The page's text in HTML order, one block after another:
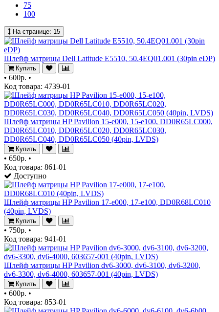
75
100
На странице: 15
Шлейф матрицы Dell Latitude E5510, 50.4EQ01.001 (30pin eDP)
Купить
• 600р. •
Код товара: 4739-01
Шлейф матрицы HP Pavilion 15-e000, 15-e100, DD0R65LC000,
DD0R65LC010, DD0R65LC020, DD0R65LC030,
DD0R65LC040, DD0R65LC050 (40pin, LVDS)
Купить
• 650р. •
Код товара: 861-01
Доступно
Шлейф матрицы HP Pavilion 17-e000, 17-e100, DD0R68LC010
(40pin, LVDS)
Купить
• 750р. •
Код товара: 941-01
Шлейф матрицы HP Pavilion dv6-3000, dv6-3100, dv6-3200,
dv6-3300, dv6-4000, 603657-001 (40pin, LVDS)
Купить
• 600р. •
Код товара: 853-01